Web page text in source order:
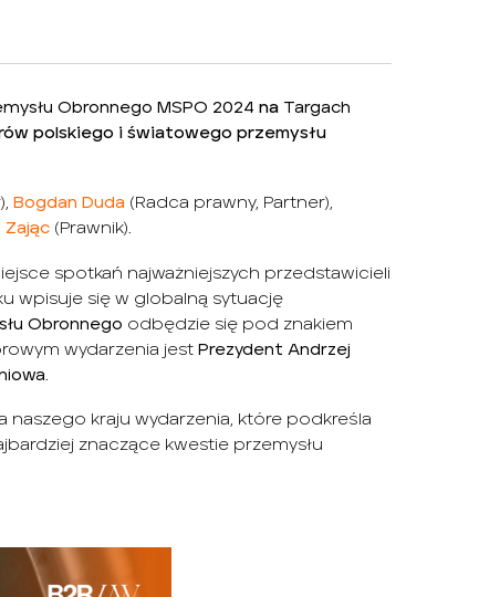
Obronnego MSPO 2024 na Targach
polskiego i światowego przemysłu
Bogdan Duda (Radca prawny, Partner),
Zając(Prawnik).
spotkań najważniejszych przedstawicieli
wpisuje się w globalną sytuację
Obronnego odbędzie się pod znakiem
wydarzenia jest Prezydent Andrzej
naszego kraju wydarzenia, które podkreśla
znaczące kwestie przemysłu